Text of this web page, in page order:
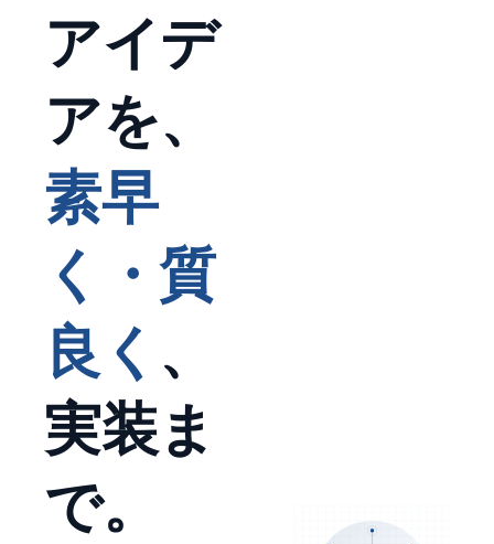
アイデ
アを、
素早
く・質
良く 、
実装ま
で。